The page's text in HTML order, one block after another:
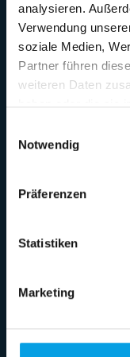
analysieren.
Verwendung
soziale Medien,
Partner führen
weiteren Daten
haben oder die sie
Notwendig
Präferenzen
Statistiken
Marketing
GmbH & Co. KG
Deutschland
Technologien
Federn